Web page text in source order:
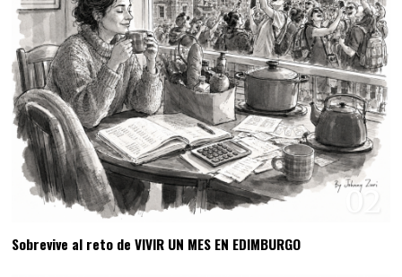
02
Sobrevive al reto de VIVIR UN MES EN EDIMBURGO